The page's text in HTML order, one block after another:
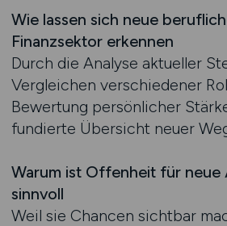
Wie lassen sich neue
Finanzsektor erkennen
Durch die Analyse aktueller
Vergleichen verschiedener
Bewertung persönlicher
fundierte Übersicht neuer
Warum ist Offenheit für
sinnvoll
Weil sie Chancen sichtbar